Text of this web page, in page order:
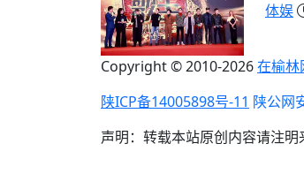
体娱
Copyright © 2010-2026在榆林
陕ICP备14005898号-11 陕公网
声明：转载本站原创内容请注明